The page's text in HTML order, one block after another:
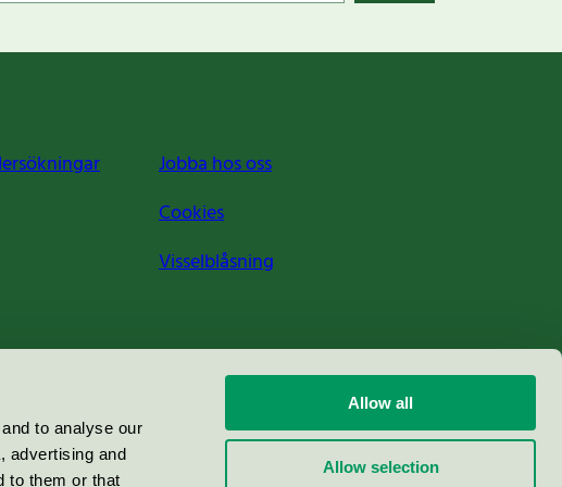
to analyse our
advertising and
to them or that
Allow all
Allow selection
Jobba hos oss
Cookies
Visselblåsning